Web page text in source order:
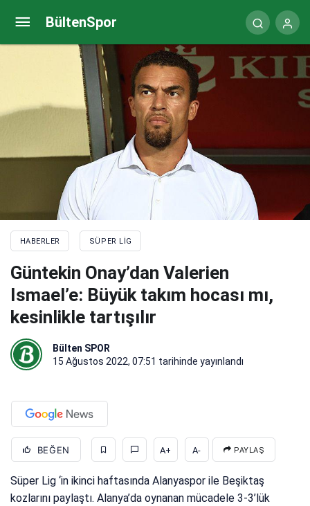
BültenSpor
HABERLER SÜPER LIG
Güntekin Onay’dan Valerien
Ismael’e: Büyük takım hocası mı,
kesinlikle tartışılır
Bülten SPOR
15 Ağustos 2022, 07:51 tarihinde yayınlandı
BEĞEN A+ A- PAYLAŞ
Süper Lig ‘in ikinci haftasında Alanyaspor ile Beşiktaş
kozlarını paylaştı. Alanya’da oynanan mücadele 3-3’lük
Fenerbahçe’nin Kasımpaşa maçı 11’i (Muhtemel)